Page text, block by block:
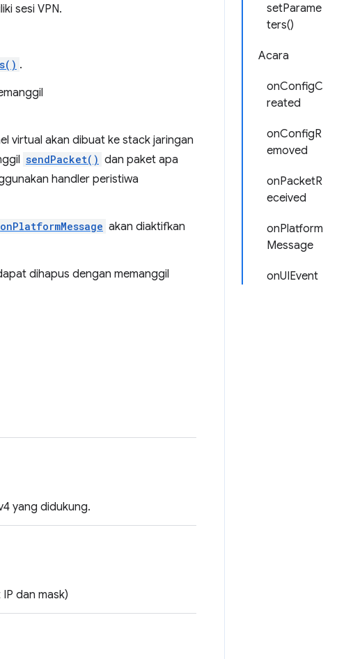
setParame
ters()
Acara
onConfigC
reated
onConfigR
emoved
onPacketR
eceived
onPlatform
Message
onUIEvent
sesi VPN.
.
virtual akan dibuat ke stack jaringan
sendPacket() dan paket apa
handler peristiwa
onPlatformMessage akan diaktifkan
dihapus dengan memanggil
yang didukung.
dan mask)